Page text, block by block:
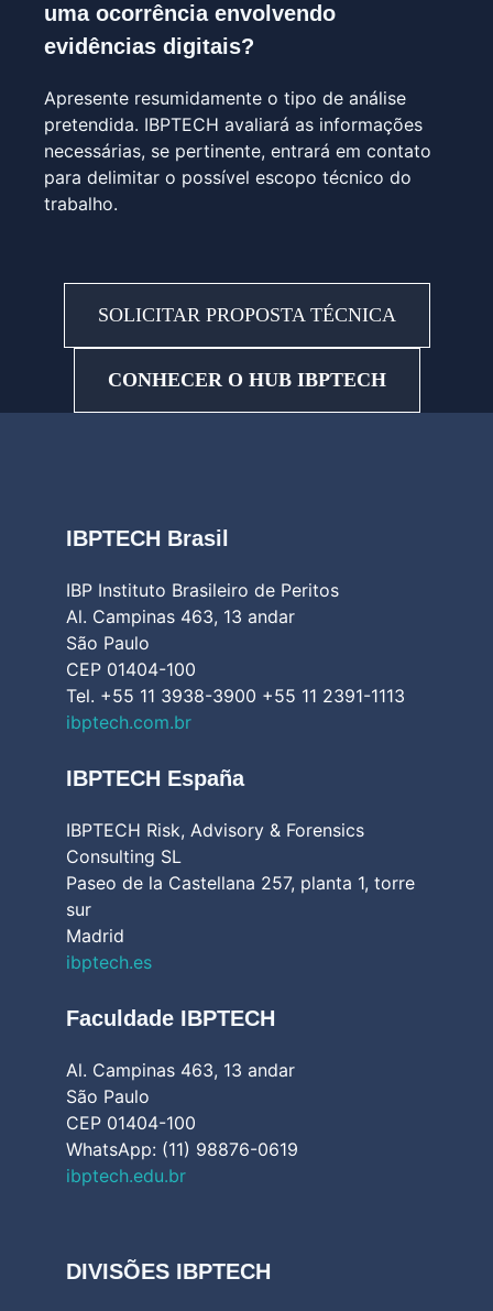
uma ocorrência envolvendo
evidências digitais?
Apresente resumidamente o tipo de análise
pretendida. IBPTECH avaliará as informações
necessárias, se pertinente, entrará em contato
para delimitar o possível escopo técnico do
trabalho.
SOLICITAR PROPOSTA TÉCNICA
CONHECER O HUB IBPTECH
IBPTECH Brasil
IBP Instituto Brasileiro de Peritos
Al. Campinas 463, 13 andar
São Paulo
CEP 01404-100
Tel. +55 11 3938-3900 +55 11 2391-1113
ibptech.com.br
IBPTECH España
IBPTECH Risk, Advisory & Forensics
Consulting SL
Paseo de la Castellana 257, planta 1, torre
sur
Madrid
ibptech.es
Faculdade IBPTECH
Al. Campinas 463, 13 andar
São Paulo
CEP 01404-100
WhatsApp: (11) 98876-0619
ibptech.edu.br
DIVISÕES IBPTECH